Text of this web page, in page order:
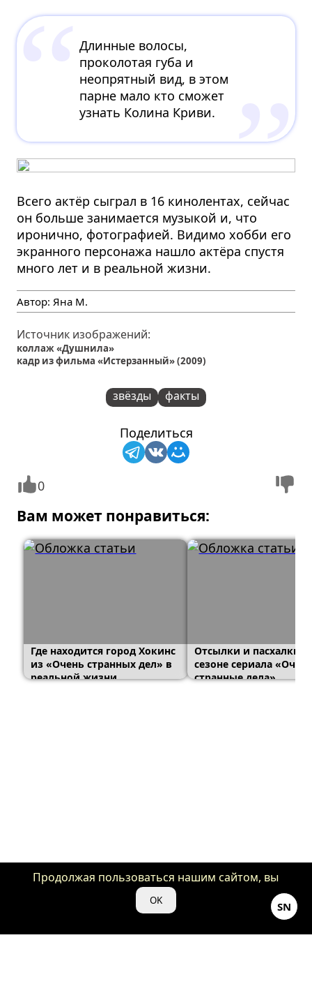
Длинные волосы,
проколотая губа и
неопрятный вид, в этом
парне мало кто сможет
узнать Колина Криви.
Всего актёр сыграл в 16 кинолентах, сейчас
он больше занимается музыкой и, что
иронично, фотографией. Видимо хобби его
экранного персонажа нашло актёра спустя
много лет и в реальной жизни.
Автор: Яна М.
Источник изображений:
коллаж «Душнила»
кадр из фильма «Истерзанный» (2009)
звёзды факты
Поделиться
0
Вам может понравиться:
Где находится город Хокинс
из «Очень странных дел» в
реальной жизни
Отсылки и пасхалки
сезоне сериала
странные дела»
SN
Продолжая пользоваться нашим сайтом, вы
даете нам свое согласие на использование
файлов cookie для аналитики и рекламы.
OK